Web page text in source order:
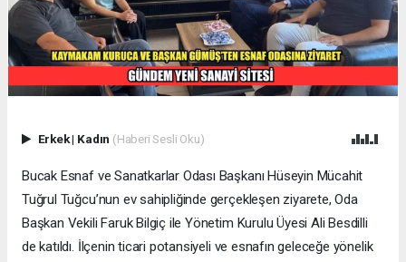
Erkek| Kadın (Haberi Sesli Oku)
Bucak Esnaf ve Sanatkarlar Odası Başkanı Hüseyin Mücahit
Tuğrul Tuğcu’nun ev sahipliğinde gerçekleşen ziyarete, Oda
Başkan Vekili Faruk Bilgiç ile Yönetim Kurulu Üyesi Ali Besdilli
de katıldı. İlçenin ticari potansiyeli ve esnafın geleceğe yönelik